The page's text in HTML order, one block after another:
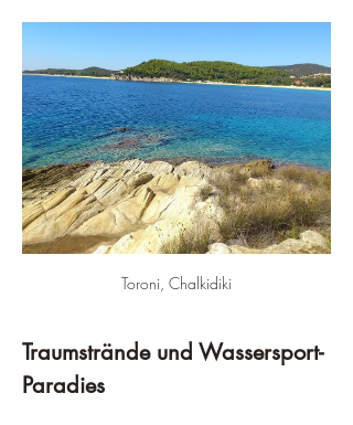
Toroni, Chalkidiki
Traumstrände und Wassersport-
Paradies